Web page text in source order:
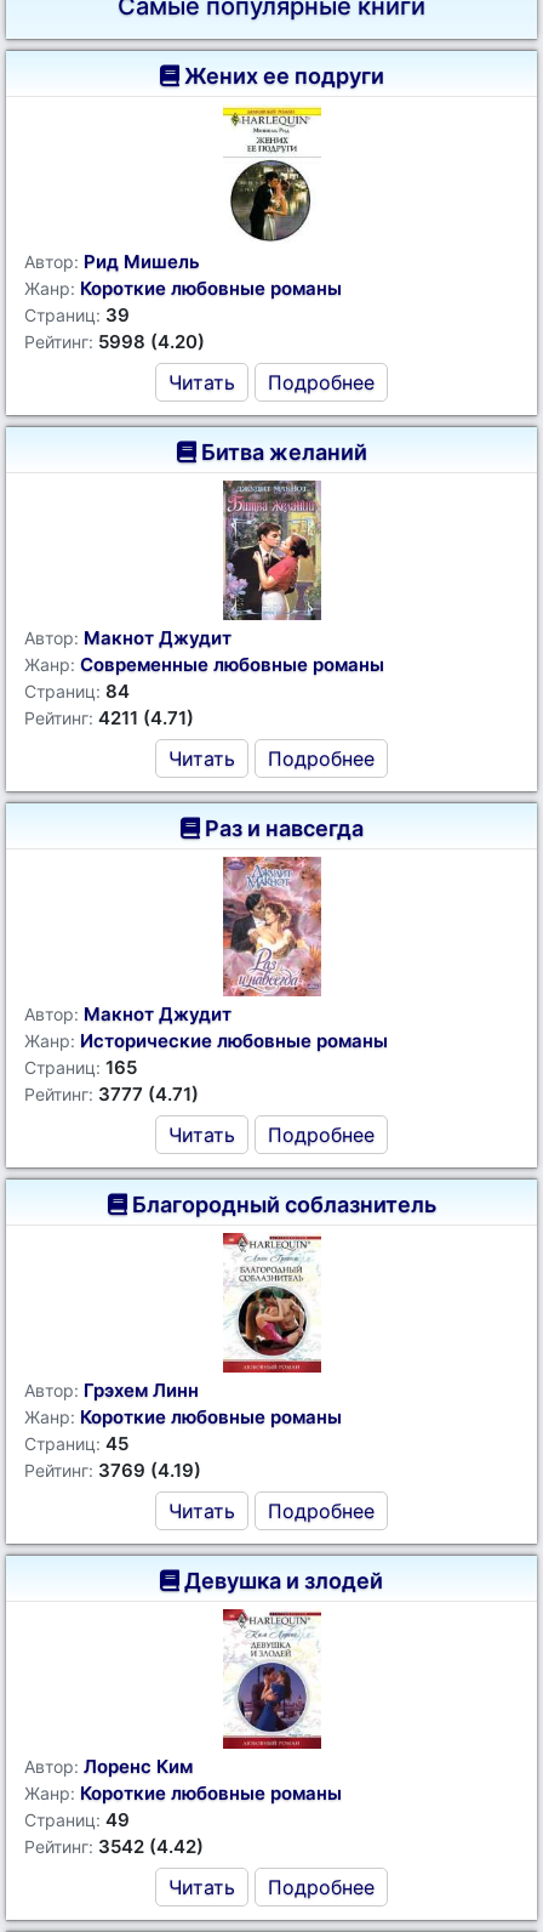
Самые популярные книги
Жених ее подруги
Автор: Рид Мишель
Жанр: Короткие любовные романы
Страниц: 39
Рейтинг: 5998 (4.20)
Читать Подробнее
Битва желаний
Автор: Макнот Джудит
Жанр: Современные любовные романы
Страниц: 84
Рейтинг: 4211 (4.71)
Читать Подробнее
Раз и навсегда
Автор: Макнот Джудит
Жанр: Исторические любовные романы
Страниц: 165
Рейтинг: 3777 (4.71)
Читать Подробнее
Благородный соблазнитель
Автор: Грэхем Линн
Жанр: Короткие любовные романы
Страниц: 45
Рейтинг: 3769 (4.19)
Читать Подробнее
Девушка и злодей
Автор: Лоренс Ким
Жанр: Короткие любовные романы
Страниц: 49
Рейтинг: 3542 (4.42)
Читать Подробнее